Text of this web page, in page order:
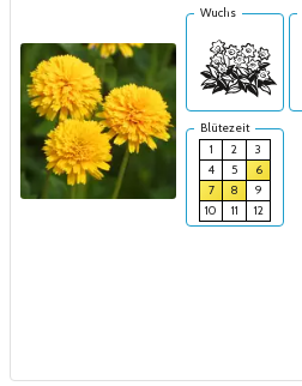
Wuchs
Blütezeit
1
2
3
4
5
6
7
8
9
10
11 12